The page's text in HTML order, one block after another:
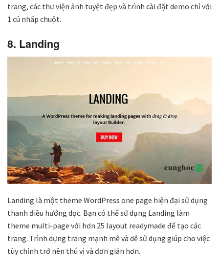
trang, các thư viện ảnh tuyệt đẹp và trình cài đặt demo chỉ với
1 cú nhấp chuột.
8. Landing
Landing là một theme WordPress one page hiện đại sử dụng
thanh điều hướng dọc. Bạn có thể sử dụng Landing làm
theme multi-page với hơn 25 layout readymade để tạo các
trang. Trình dựng trang mạnh mẽ và dễ sử dụng giúp cho việc
tùy chỉnh trở nên thú vị và đơn giản hơn.